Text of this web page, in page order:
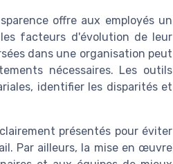
offre aux employés un
facteurs d'évolution de leur
dans une organisation peut
nécessaires. Les outils
identifier les disparités et
présentés pour éviter
Par ailleurs, la mise en œuvre